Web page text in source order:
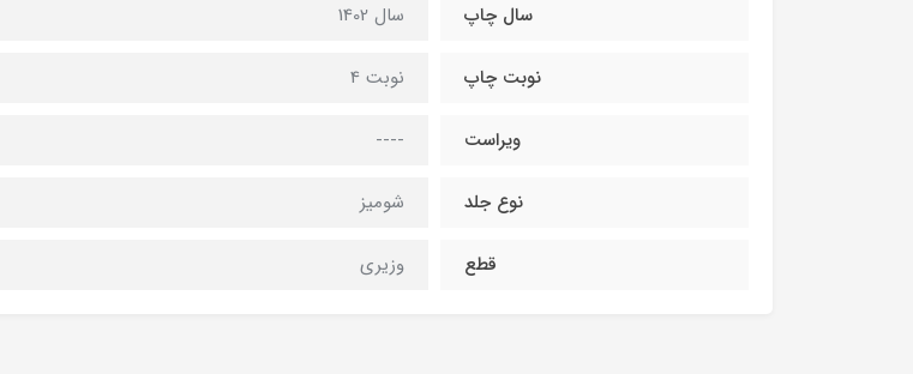
سال چاپ سال 1402
نوبت چاپ نوبت 4
ویراست ----
نوع جلد شومیز
قطع وزیری